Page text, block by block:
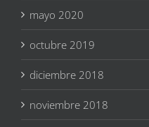
mayo 2020
octubre 2019
diciembre 2018
noviembre 2018